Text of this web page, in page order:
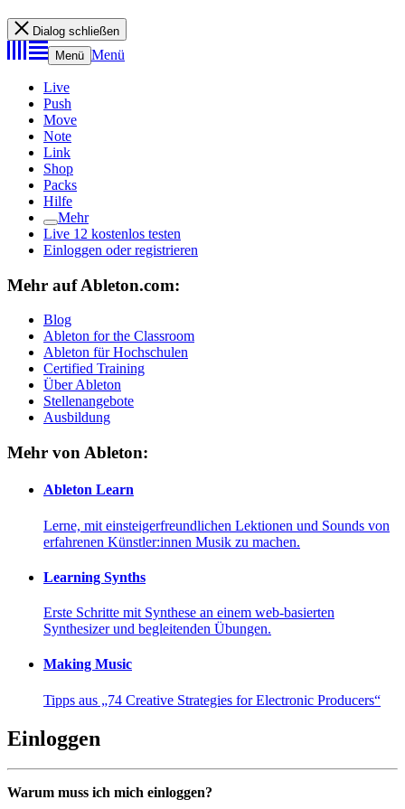
Dialog schließen
Menü Menü
Live
Push
Move
Note
Link
Shop
Packs
Hilfe
Mehr
Live 12 kostenlos testen
Einloggen oder registrieren
Mehr auf Ableton.com:
Blog
Ableton for the Classroom
Ableton für Hochschulen
Certified Training
Über Ableton
Stellenangebote
Ausbildung
Mehr von Ableton:
Ableton Learn
Lerne, mit einsteigerfreundlichen Lektionen und Sounds von
erfahrenen Künstler:innen Musik zu machen.
Learning Synths
Erste Schritte mit Synthese an einem web-basierten
Synthesizer und begleitenden Übungen.
Making Music
Tipps aus „74 Creative Strategies for Electronic Producers“
Einloggen
Warum muss ich mich einloggen?